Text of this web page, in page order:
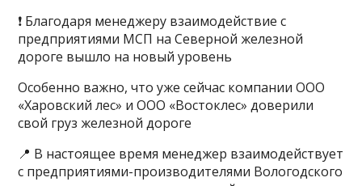
❗️ Благодаря менеджеру взаимодействие с
предприятиями МСП на Северной железной
дороге вышло на новый уровень
Особенно важно, что уже сейчас компании ООО
«Харовский лес» и ООО «Востоклес» доверили
свой груз железной дороге
📍 В настоящее время менеджер взаимодействует
с предприятиями-производителями Вологодского